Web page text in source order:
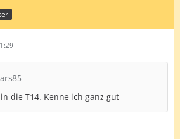
die T14. Kenne ich ganz gut